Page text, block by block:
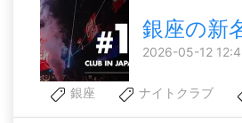
銀座の新
2026-05-12
銀座 ナイトクラブ